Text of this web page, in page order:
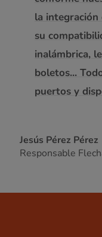
la
su
inalámbrica,
boletos...
puertos y
Jesús Pérez Pérez
Responsable